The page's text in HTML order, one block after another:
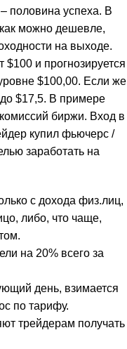
половина успеха. В
можно дешевле,
на выходе.
и прогнозируется
$100,00. Если же
до $17,5. В примере
биржи. Вход в
купил фьючерс /
заработать на
с дохода физ.лиц,
либо, что чаще,
на 20% всего за
день, взимается
по тарифу.
трейдерам получать